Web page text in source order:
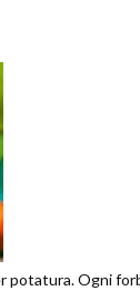
potatura. Ogni